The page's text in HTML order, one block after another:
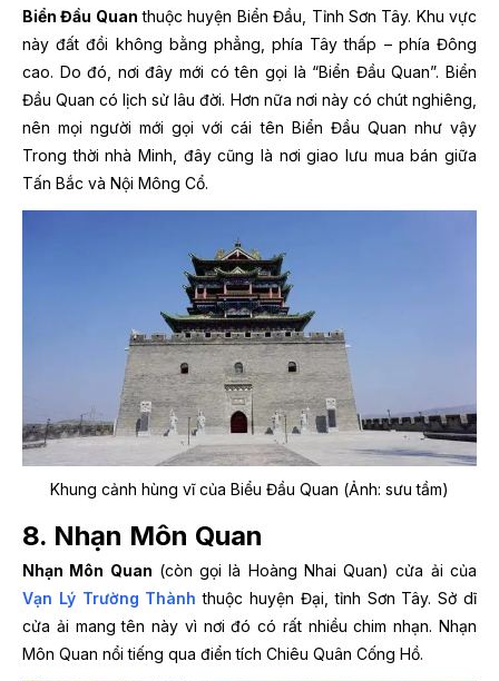
Biển Đầu Quan thuộc huyện Biển Đầu, Tỉnh Sơn Tây. Khu vực
này đất đồi không bằng phẳng, phía Tây thấp – phía Đông
cao. Do đó, nơi đây mới có tên gọi là “Biển Đầu Quan”. Biển
Đầu Quan có lịch sử lâu đời. Hơn nữa nơi này có chút nghiêng,
nên mọi người mới gọi với cái tên Biển Đầu Quan như vậy
Trong thời nhà Minh, đây cũng là nơi giao lưu mua bán giữa
Tấn Bắc và Nội Mông Cổ.
Khung cảnh hùng vĩ của Biểu Đầu Quan (Ảnh: sưu tầm)
8. Nhạn Môn Quan
Nhạn Môn Quan (còn gọi là Hoàng Nhai Quan) cửa ải của
Vạn Lý Trường Thành thuộc huyện Đại, tỉnh Sơn Tây. Sở dĩ
cửa ải mang tên này vì nơi đó có rất nhiều chim nhạn. Nhạn
Môn Quan nổi tiếng qua điển tích Chiêu Quân Cống Hồ.